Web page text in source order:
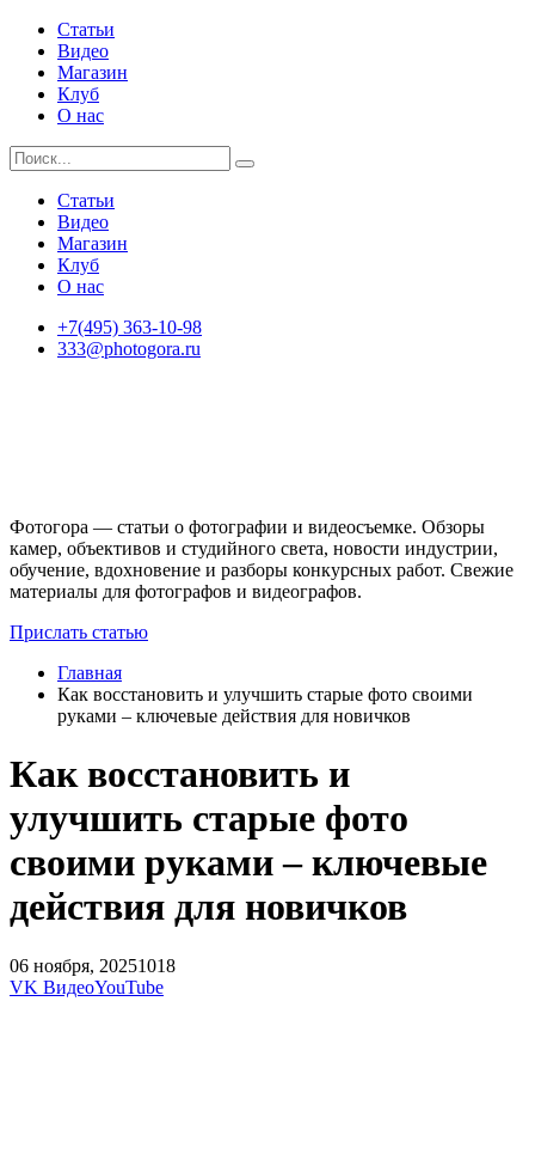
Статьи
Видео
Магазин
Клуб
О нас
Статьи
Видео
Магазин
Клуб
О нас
+7(495) 363-10-98
333@photogora.ru
Фотогора — статьи о фотографии и видеосъемке. Обзоры
камер, объективов и студийного света, новости индустрии,
обучение, вдохновение и разборы конкурсных работ. Свежие
материалы для фотографов и видеографов.
Прислать статью
Главная
Как восстановить и улучшить старые фото своими
руками – ключевые действия для новичков
Как восстановить и
улучшить старые фото
своими руками – ключевые
действия для новичков
06 ноября, 20251018
VK ВидеоYouTube